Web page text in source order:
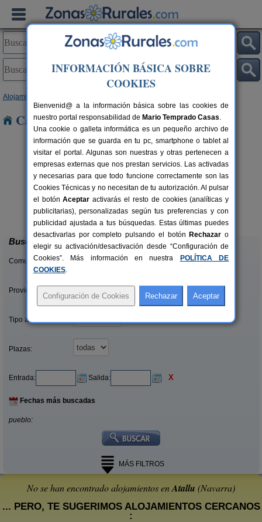
Alojamientos
Casas Rurales cerca de Atallu
18-38 pers.
desde30 €
Casa Binahia
Arraioz (Navarra)
Buscar
Comunidades:
Provincias/Islas:
Tipo alquiler:
Plazas:
Entrada: Salida: X
Fechas más buscadas
pueblo:
MÁS FILTROS
No se han encontrado alojamientos enAtallu (Navarra)
... PERO, TE SUGERIMOS ALOJAMIENTOS CERCANOS
:
INFORMACIÓN BÁSICA SOBRE
COOKIES
Bienvenid@ a la información básica sobre las cookies de
nuestro portal responsabilidad de Mario Temprado Casas.
Una cookie o galleta informática es un pequeño archivo de
información que se guarda en tu pc, smartphone o tablet al
visitar el portal. Algunas son nuestras y otras pertenecen a
empresas externas que nos prestan servicios. Las activadas
y necesarias para que todo funcione correctamente son las
Cookies Técnicas y no necesitan de tu autorización. Al pulsar
el botónAceptar activarás el resto de cookies (analíticas y
publicitarias), personalizadas según tus preferencias y con
publicidad ajustada a tus búsquedas. Estas últimas puedes
desactivarlas por completo pulsando el botón Rechazar o
elegir su activación/desactivación desde “Configuración de
Cookies”. Más información en nuestra
POLÍTICA DE
COOKIES.